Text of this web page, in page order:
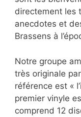
directement les
anecdotes et
Brassens à
Notre groupe
très originale
référence est «
premier vinyle
comprend 12